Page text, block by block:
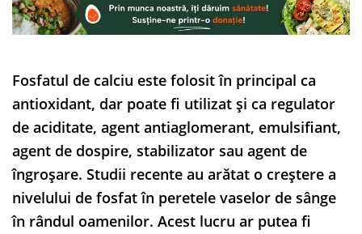
Fosfatul de calciu este folosit în principal ca
antioxidant, dar poate fi utilizat și ca regulator
de aciditate, agent antiaglomerant, emulsifiant,
agent de dospire, stabilizator sau agent de
îngroșare. Studii recente au arătat o creștere a
nivelului de fosfat în peretele vaselor de sânge
în rândul oamenilor. Acest lucru ar putea fi